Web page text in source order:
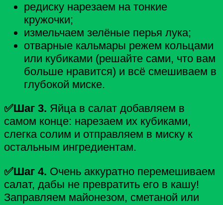
редиску нарезаем на тонкие
кружочки;
измельчаем зелёные перья лука;
отварные кальмары режем кольцами
или кубиками (решайте сами, что вам
больше нравится) и всё смешиваем в
глубокой миске.
✅Шаг 3. Яйца в салат добавляем в
самом конце: нарезаем их кубиками,
слегка солим и отправляем в миску к
остальным ингредиентам.
✅Шаг 4. Очень аккуратно перемешиваем
салат, дабы не превратить его в кашу!
Заправляем майонезом, сметаной или